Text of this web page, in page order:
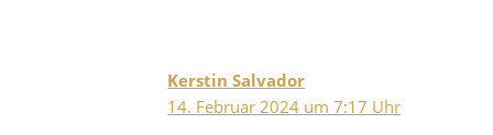
Kerstin Salvador
14. Februar 2024 um 7:17 Uhr